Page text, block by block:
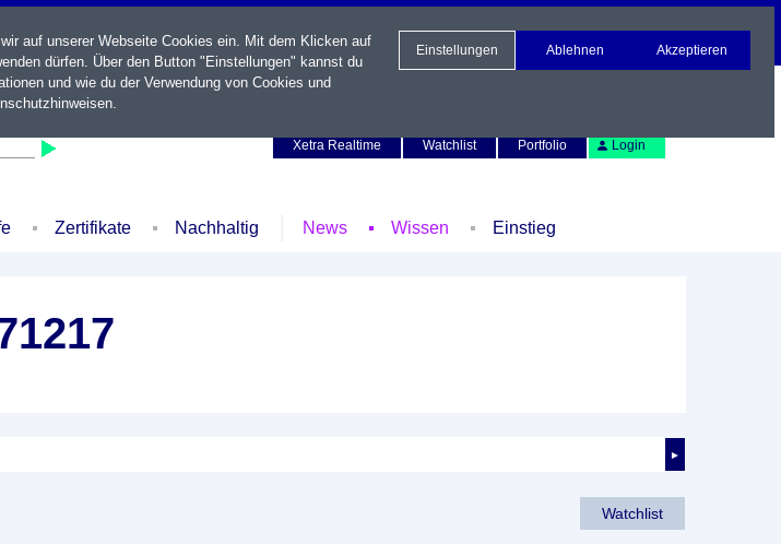
Xetra Realtime
Watchlist Portfolio Login
Zertifikate Nachhaltig News Wissen Einstieg
►
Watchlist
auf unserer Webseite Cookies ein. Mit dem Klicken auf
dürfen. Über den Button "Einstellungen" kannst du
und wie du der Verwendung von Cookies und
.
Einstellungen Ablehnen Akzeptieren